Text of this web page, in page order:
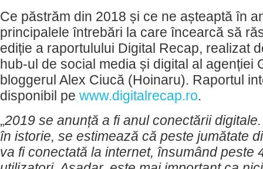
Ce păstrăm din 2018 și ce ne așteaptă în
principalele întrebări la care încearcă să
ediție a raportulului Digital Recap, realizat
hub-ul de social media și digital al agenției
bloggerul Alex Ciucă (Hoinaru). Raportul
disponibil pe www.digitalrecap.ro.
„2019 se anunță a fi anul conectării
în istorie, se estimează că peste jumătate
va fi conectată la internet, însumând peste